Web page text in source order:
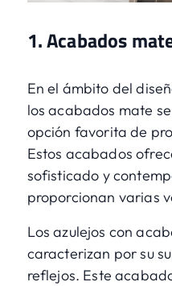
1. Acabados
En el ámbito del
los acabados mate
opción favorita de
Estos acabados
sofisticado y
proporcionan varias
Los azulejos con
caracterizan por su
reflejos. Este